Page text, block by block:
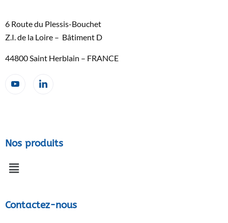
6 Route du Plessis-Bouchet
Z.I. de la Loire – Bâtiment D
44800 Saint Herblain – FRANCE
Nos produits
Contactez-nous